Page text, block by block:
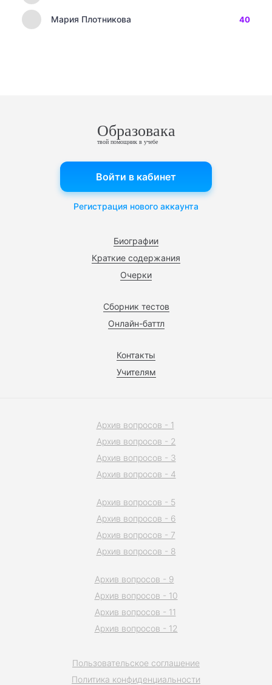
Мария Плотникова 40
Образовака
твой помощник в учебе
Биографии
Краткие содержания
Очерки
Сборник тестов
Онлайн-баттл
Контакты
Учителям
Войти в кабинет
Регистрация нового аккаунта
Пользовательское соглашение
Политика конфиденциальности
Архив вопросов - 1
Архив вопросов - 2
Архив вопросов - 3
Архив вопросов - 4
Архив вопросов - 5
Архив вопросов - 6
Архив вопросов - 7
Архив вопросов - 8
Архив вопросов - 9
Архив вопросов - 10
Архив вопросов - 11
Архив вопросов - 12